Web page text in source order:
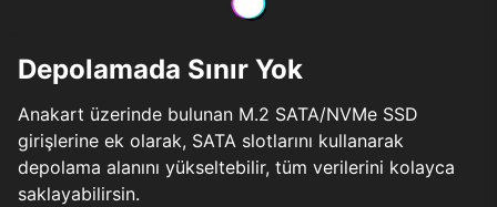
Depolamada Sınır Yok
Anakart üzerinde bulunan M.2 SATA/NVMe SSD
girişlerine ek olarak, SATA slotlarını kullanarak
depolama alanını yükseltebilir, tüm verilerini kolayca
saklayabilirsin.